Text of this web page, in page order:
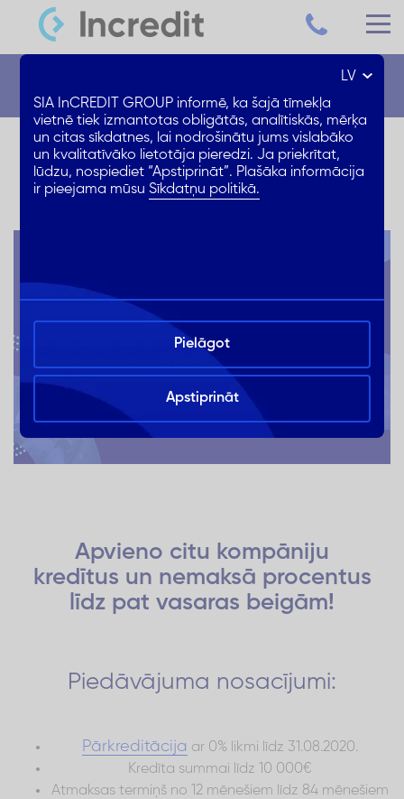
Pārkreditācija ar 0% likmi
Apvieno citu kompāniju
kredītus un nemaksā procentus
līdz pat vasaras beigām!
Piedāvājuma nosacījumi:
Pārkreditācija ar 0% likmi līdz 31.08.2020.
Kredīta summai līdz 10 000€
Atmaksas termiņš no 12 mēnešiem līdz 84 mēnešiem
LV
SIA InCREDIT GROUP informē, ka šajā tīmekļa
vietnē tiek izmantotas obligātās, analītiskās, mērķa
un citas sīkdatnes, lai nodrošinātu jums vislabāko
un kvalitatīvāko lietotāja pieredzi. Ja priekrītat,
lūdzu, nospiediet “Apstiprināt”. Plašāka informācija
ir pieejama mūsuSīkdatņu politikā.
Pielāgot
Apstiprināt